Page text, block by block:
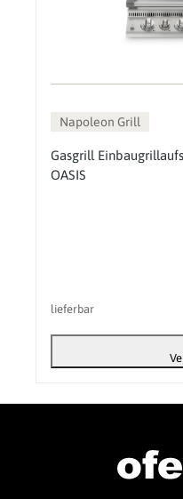
Napoleon Grill
Gasgrill
OASIS
lieferbar